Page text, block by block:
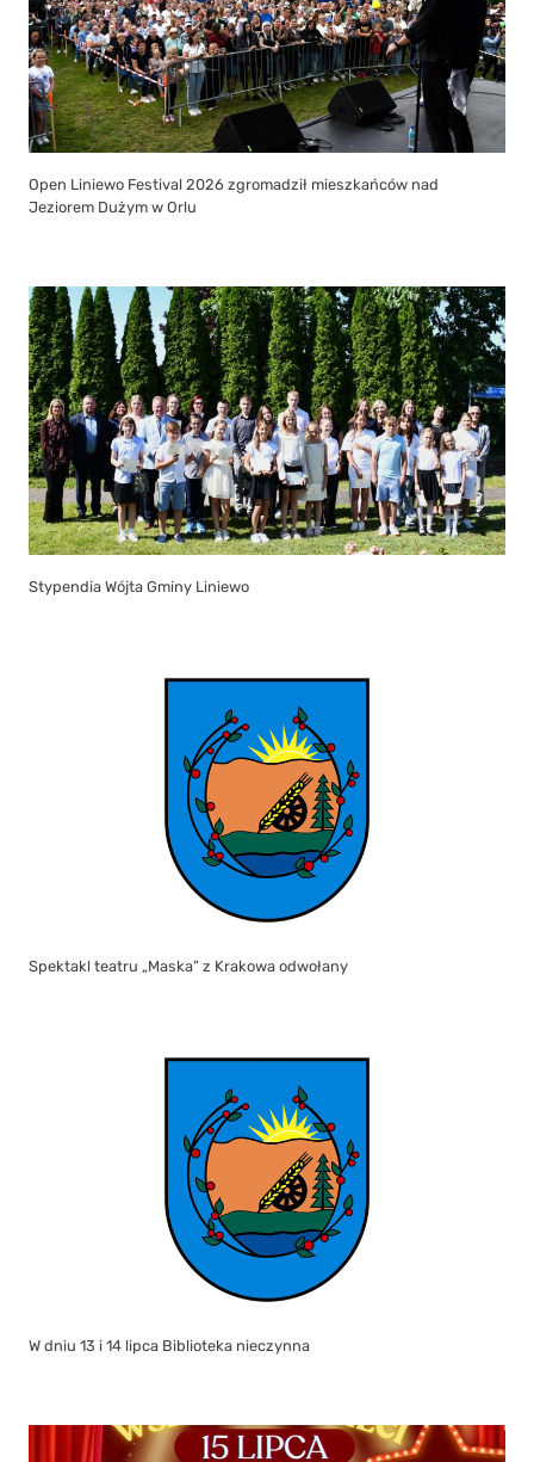
Open Liniewo Festival 2026 zgromadził mieszkańców nad
Jeziorem Dużym w Orlu
Stypendia Wójta Gminy Liniewo
Spektakl teatru „Maska” z Krakowa odwołany
W dniu 13 i 14 lipca Biblioteka nieczynna